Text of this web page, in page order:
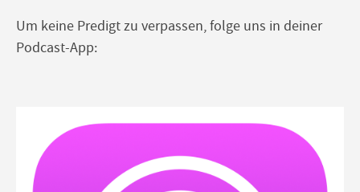
Um keine Predigt zu verpassen, folge uns in deiner
Podcast-App: